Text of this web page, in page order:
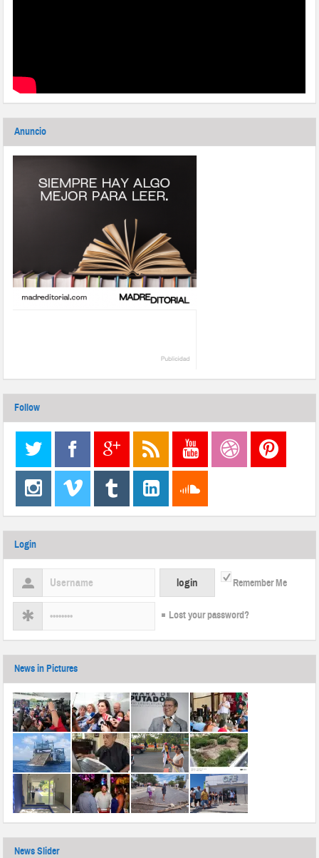
Anuncio
Follow
Login
Remember Me
Lost your password?
News in Pictures
News Slider